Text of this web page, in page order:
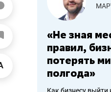
работа «Не зная
правил,
потерять
полгода»